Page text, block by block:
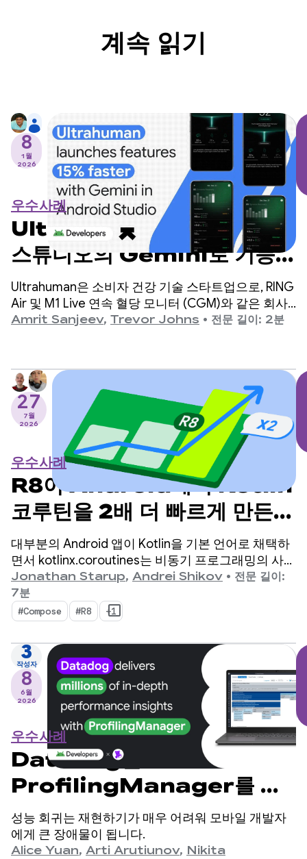
계속 읽기
8
1월
2026
우수사례
Ultrahuman, Android
스튜디오의 Gemini로 기능을
15% 더 빠르게 출시
Ultrahuman은 소비자 건강 기술 스타트업으로, RING
Air 및 M1 Live 연속 혈당 모니터 (CGM)와 같은 회사
의 웨어러블에서 수집한 생체 인식 데이터를 기반으
Amrit Sanjeev, Trevor Johns • 전문 길이: 2분
27
7월
2026
우수사례
R8이 Android에서 Kotlin
코루틴을 2배 더 빠르게 만든
방법
대부분의 Android 앱이 Kotlin을 기본 언어로 채택하
면서 kotlinx.coroutines는 비동기 프로그래밍의 사실
상 표준이 되었습니다. 이 라이브러리는 Kotlin에 네
이티브인 동시 흐름을 관리하는 잘 설계되고 구조화
된 방법을 제공합니다.
Jonathan Starup, Andrei Shikov • 전문 길이:
7분
#Compose #R8 +1
3
작성자
8
6월
2026
우수사례
Datadog는
ProfilingManager를 사
용하여 수백만 개의 심층적인
성능 통계를 제공합니다.
성능 회귀는 재현하기가 매우 어려워 모바일 개발자
에게 큰 장애물이 됩니다.
Alice Yuan, Arti Arutiunov, Nikita